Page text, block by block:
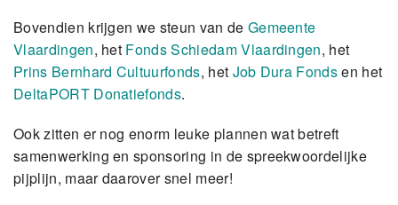
Bovendien krijgen we steun van de Gemeente
Vlaardingen, het Fonds Schiedam Vlaardingen, het
Prins Bernhard Cultuurfonds, het Job Dura Fondsen het
DeltaPORT Donatiefonds.
Ook zitten er nog enorm leuke plannen wat betreft
samenwerking en sponsoring in de spreekwoordelijke
pijplijn, maar daarover snel meer!